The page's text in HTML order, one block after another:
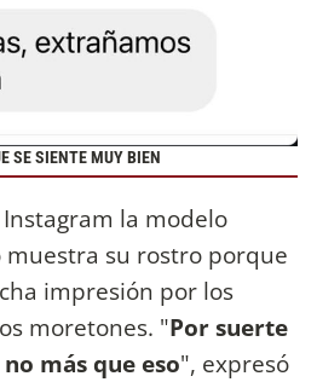
SE SIENTE MUY BIEN
la modelo
su rostro porque
impresión por los
moretones. "Por suerte
más que eso", expresó